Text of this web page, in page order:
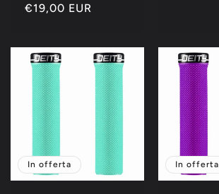
di
scontato
€19,00 EUR
In offerta In offerta